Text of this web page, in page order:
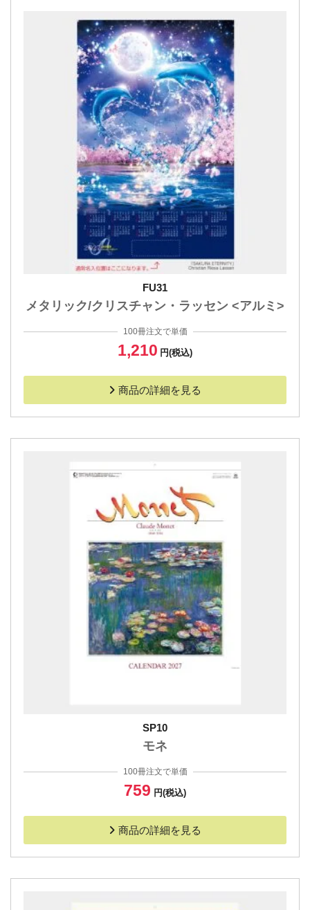
FU31
メタリック/クリスチャン・ラッセン <アルミ>
100冊注文で単価
1,210 円(税込)
商品の詳細を見る
SP10
モネ
100冊注文で単価
759 円(税込)
商品の詳細を見る